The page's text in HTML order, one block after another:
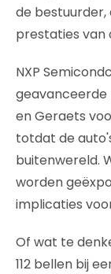
de bestuurder,
prestaties van
NXP
geavanceerde
en Geraets
totdat de
buitenwereld.
worden
implicaties
Of wat te
112 bellen bij